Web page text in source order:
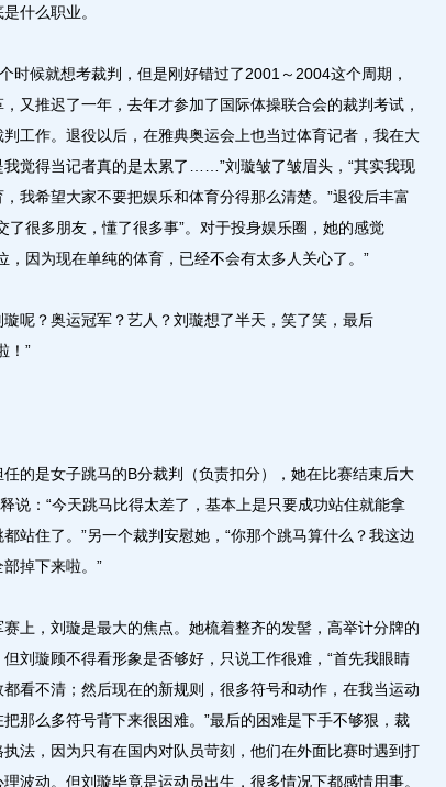
什么职业。
候就想考裁判，但是刚好错过了2001～2004这个周期，
又推迟了一年，去年才参加了国际体操联合会的裁判考试，
工作。退役以后，在雅典奥运会上也当过体育记者，我在大
觉得当记者真的是太累了……”刘璇皱了皱眉头，“其实我现
我希望大家不要把娱乐和体育分得那么清楚。”退役后丰富
了很多朋友，懂了很多事”。对于投身娱乐圈，她的感觉
，因为现在单纯的体育，已经不会有太多人关心了。”
？奥运冠军？艺人？刘璇想了半天，笑了笑，最后
！”
是女子跳马的B分裁判（负责扣分），她在比赛结束后大
说：“今天跳马比得太差了，基本上是只要成功站住就能拿
站住了。”另一个裁判安慰她，“你那个跳马算什么？我这边
掉下来啦。”
，刘璇是最大的焦点。她梳着整齐的发髻，高举计分牌的
刘璇顾不得看形象是否够好，只说工作很难，“首先我眼睛
看不清；然后现在的新规则，很多符号和动作，在我当运动
那么多符号背下来很困难。”最后的困难是下手不够狠，裁
法，因为只有在国内对队员苛刻，他们在外面比赛时遇到打
波动。但刘璇毕竟是运动员出生，很多情况下都感情用事。